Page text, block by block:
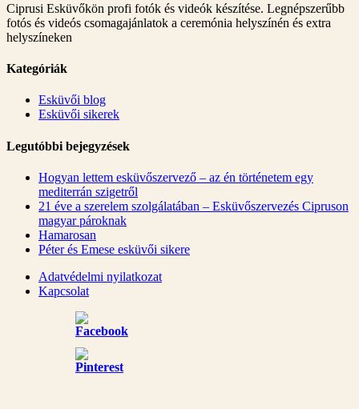
Ciprusi Esküvőkön profi fotók és videók készítése. Legnépszerűbb
fotós és videós csomagajánlatok a ceremónia helyszínén és extra
helyszíneken
Kategóriák
Esküvői blog
Esküvői sikerek
Legutóbbi bejegyzések
Hogyan lettem esküvőszervező – az én történetem egy
mediterrán szigetről
21 éve a szerelem szolgálatában – Esküvőszervezés Cipruson
magyar pároknak
Hamarosan
Péter és Emese esküvői sikere
Adatvédelmi nyilatkozat
Kapcsolat